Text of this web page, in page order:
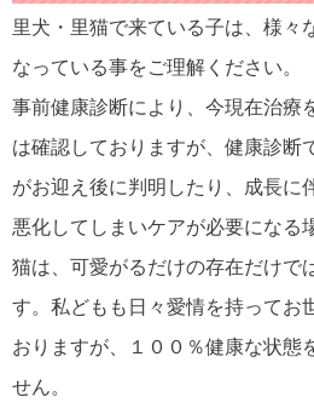
里犬・里猫で来ている子は、様々
なっている事をご理解ください。
事前健康診断により、今現在治療
は確認しておりますが、健康診断
がお迎え後に判明したり、成長に
悪化してしまいケアが必要になる
猫は、可愛がるだけの存在だけで
す。私どもも日々愛情を持ってお
おりますが、１００％健康な状態
せん。